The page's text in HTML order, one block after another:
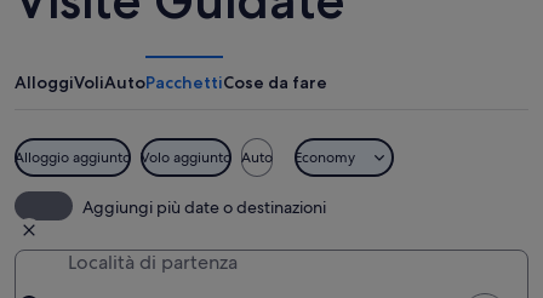
AlloggiVoliAutoPacchettiCose da fare
Alloggio aggiunto Volo aggiunto Auto Economy
Aggiungi più date o destinazioni
Località di partenza